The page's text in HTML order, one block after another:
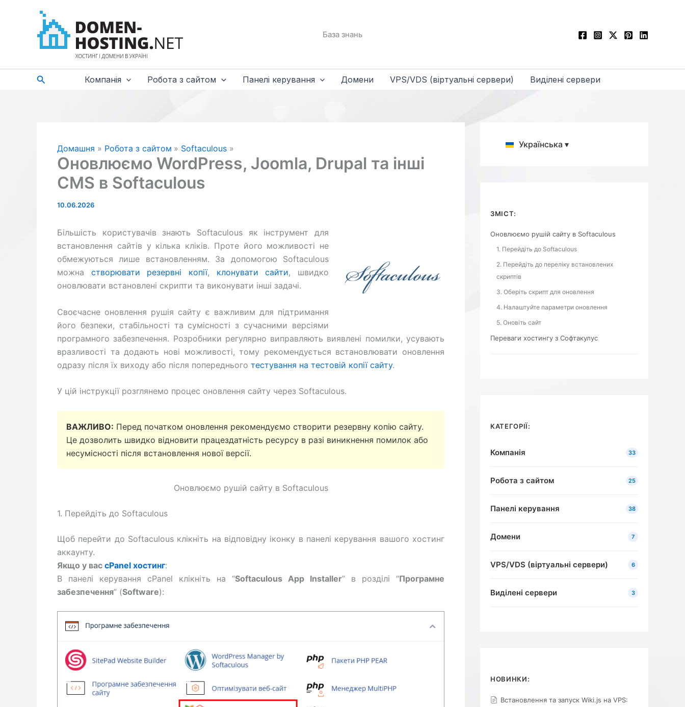
База знань
Пошук Компанія Робота з сайтом Панелі керування Домени VPS/VDS (віртуальні сервери) Виділені сервери
Домашня Робота з сайтом Softaculous
Оновлюємо WordPress, Joomla, Drupal та інші
CMS в Softaculous
10.06.2026
Більшість користувачів знають Softaculous як інструмент для
встановлення сайтів у кілька кліків. Проте його можливості не
обмежуються лише встановленням. За допомогою Softaculous
можна створювати резервні копії, клонувати сайти, швидко
оновлювати встановлені скрипти та виконувати інші задачі.
Своєчасне оновлення рушія сайту є важливим для підтримання
його безпеки, стабільності та сумісності з сучасними версіями
програмного забезпечення. Розробники регулярно виправляють виявлені помилки, усувають
вразливості та додають нові можливості, тому рекомендується встановлювати оновлення
одразу після їх виходу або після попереднього тестування на тестовій копії сайту.
У цій інструкції розглянемо процес оновлення сайту через Softaculous.
ВАЖЛИВО: Перед початком оновлення рекомендуємо створити резервну копію сайту.
Це дозволить швидко відновити працездатність ресурсу в разі виникнення помилок або
несумісності після встановлення нової версії.
Оновлюємо рушій сайту в Softaculous
1. Перейдіть до Softaculous
Щоб перейти до Softaculous клікніть на відповідну іконку в панелі керування вашого хостинг
аккаунту.
Якщо у вас cPanel хостинг:
В панелі керування cPanel клікніть на “Softaculous App Installer” в розділі “Програмне
забезпечення” (Software):
Українська ▾
ЗМІСТ:
Оновлюємо рушій сайту в Softaculous
1. Перейдіть до Softaculous
2. Перейдіть до переліку встановлених
скриптів
3. Оберіть скрипт для оновлення
4. Налаштуйте параметри оновлення
5. Оновіть сайт
Переваги хостингу з Софтакулус
КАТЕГОРІЇ:
Компанія 33
Робота з сайтом 25
Панелі керування 38
Домени 7
VPS/VDS (віртуальні сервери) 6
Виділені сервери 3
НОВИНКИ:
Встановлення та запуск Wiki.js на VPS: